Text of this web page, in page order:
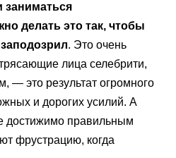
заниматься
делать это так, чтобы
. Это очень
лица селебрити,
— это результат огромного
и дорогих усилий. А
достижимо правильным
фрустрацию, когда